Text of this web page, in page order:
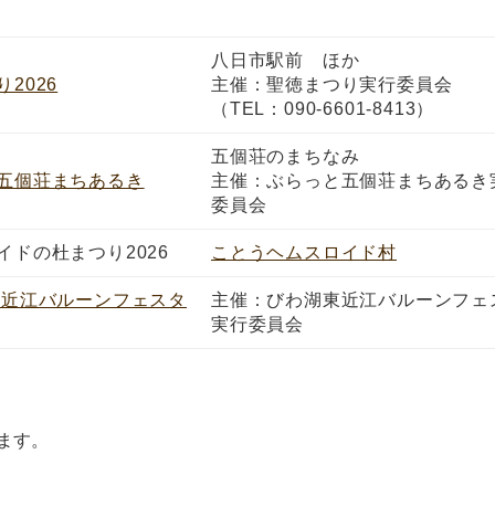
2026
八日市駅前 ほか
主催：聖徳まつり実行委員会
（TEL：090-6601-8413）
個荘まちあるき
五個荘のまちなみ
主催：ぶらっと五個荘まちあるき
委員会
ドの杜まつり2026 ことうヘムスロイド村
江バルーンフェスタ
主催：びわ湖東近江バルーンフェ
実行委員会
す。